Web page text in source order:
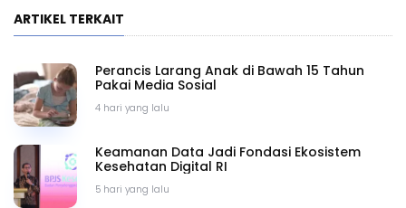
ARTIKEL TERKAIT
4 hari yang lalu
Perancis Larang Anak di Bawah 15 Tahun
Pakai Media Sosial
5 hari yang lalu
Keamanan Data Jadi Fondasi Ekosistem
Kesehatan Digital RI